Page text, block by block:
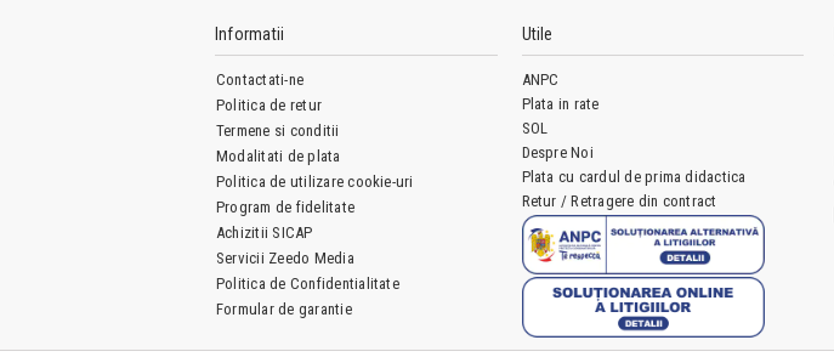
Informatii
Contactati-ne
Politica de retur
Termene si conditii
Modalitati de plata
Politica de utilizare cookie-uri
Program de fidelitate
Achizitii SICAP
Servicii Zeedo Media
Politica de Confidentialitate
Formular de garantie
Utile
ANPC
Plata in rate
SOL
Despre Noi
Plata cu cardul de prima didactica
Retur / Retragere din contract